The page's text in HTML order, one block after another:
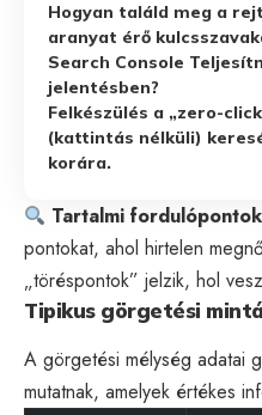
Hogyan találd meg a
aranyat érő
Search Console
jelentésben?
Felkészülés a „zero-
(kattintás nélküli)
korára.
Tartalmi fordulópontok
pontokat, ahol hirtelen
„töréspontok” jelzik, hol
Tipikus görgetési
A görgetési mélység adatai
mutatnak, amelyek értékes